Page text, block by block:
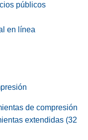
públicos
en línea
de compresión
extendidas (32